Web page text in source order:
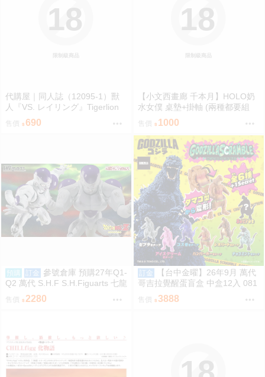
限制級商品
18
代購屋｜同人誌（12095-1）獸
人『VS. レイリング』Tigerlion
Moikana GRRRCOMICS-TG
售價 690
限制級商品
18
【小文西畫廊 千本月】HOLO奶
水女僕 桌墊+掛軸 (兩種都要組
合) 桌墊 滑鼠墊 70*40 掛軸 50*7
0 R18【FF47場前預購】{宅即
門}
售價 1000
預購 訂金 參號倉庫 預購27年Q1-
Q2 萬代 S.H.F S.H.Figuarts 七龍
珠 FULL POWER 弗力札 戰損版
售價 2280
訂金
【台中金曜】26年9月 萬代
哥吉拉覺醒蛋盲盒 中盒12入 081
售價 3888